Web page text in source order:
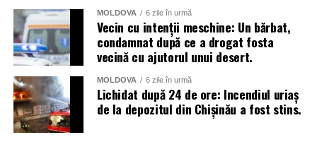
MOLDOVA 6 zile în urmă
Vecin cu intenții meschine: Un bărbat,
condamnat după ce a drogat fosta
vecină cu ajutorul unui desert.
MOLDOVA 6 zile în urmă
Lichidat după 24 de ore: Incendiul uriaș
de la depozitul din Chișinău a fost stins.